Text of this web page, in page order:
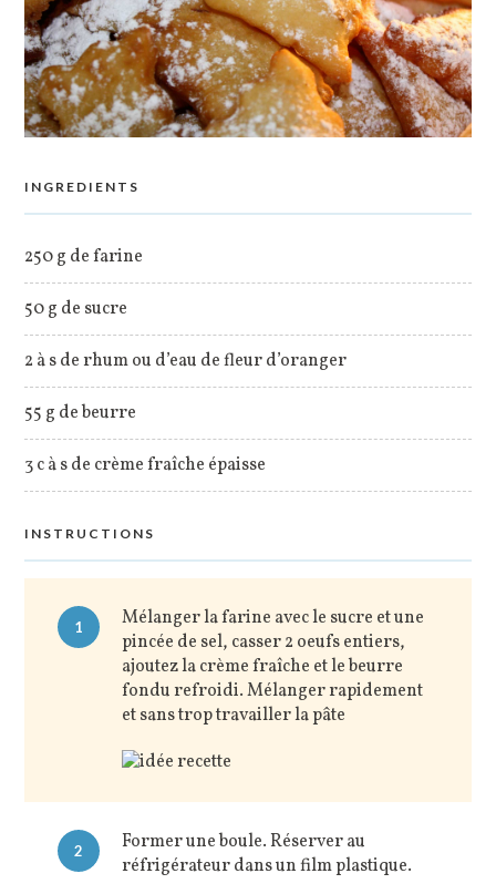
INGREDIENTS
250 g de farine
50 g de sucre
2 à s de rhum ou d’eau de fleur d’oranger
55 g de beurre
3 c à s de crème fraîche épaisse
INSTRUCTIONS
1
Mélanger la farine avec le sucre et une
pincée de sel, casser 2 oeufs entiers,
ajoutez la crème fraîche et le beurre
fondu refroidi. Mélanger rapidement
et sans trop travailler la pâte
2
Former une boule. Réserver au
réfrigérateur dans un film plastique.